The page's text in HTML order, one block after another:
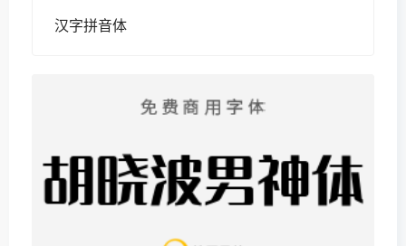
汉字拼音体